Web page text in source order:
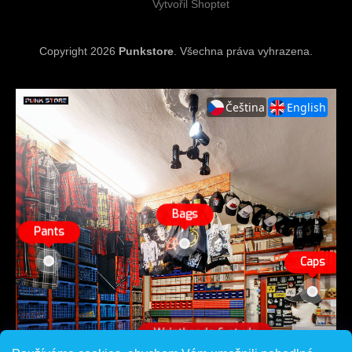
Vytvořil Shoptet
Copyright 2026 Punkstore . Všechna práva vyhrazena.